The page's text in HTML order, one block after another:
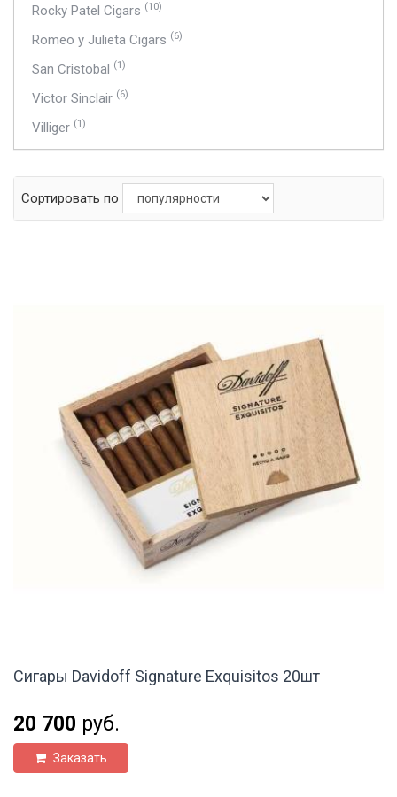
Rocky Patel Cigars (10)
Romeo y Julieta Cigars (6)
San Cristobal (1)
Victor Sinclair (6)
Villiger (1)
Сортировать по
Сигары Davidoff Signature Exquisitos 20шт
20 700 руб.
Заказать